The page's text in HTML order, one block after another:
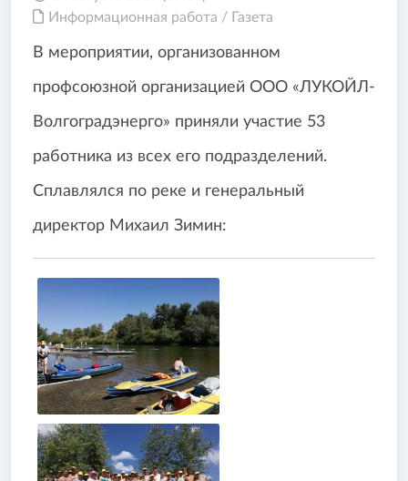
Информационная работа / Газета
В мероприятии, организованном
профсоюзной организацией ООО «ЛУКОЙЛ-
Волгоградэнерго» приняли участие 53
работника из всех его подразделений.
Сплавлялся по реке и генеральный
директор Михаил Зимин: